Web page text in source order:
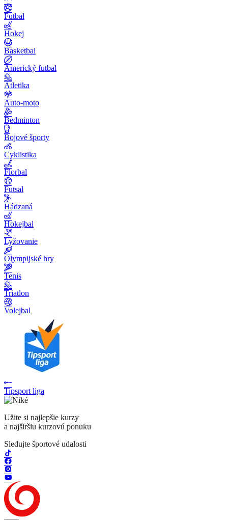
Futbal
Hokej
Basketbal
Americký futbal
Atletika
Auto-moto
Bedminton
Bojové športy
Cyklistika
Florbal
Futsal
Hádzaná
Hokejbal
Lyžovanie
Olympijské hry
Tenis
Triatlon
Volejbal
Tipsport liga
Užite si najlepšie kurzy
a najširšiu kurzovú ponuku
Sledujte športové udalosti